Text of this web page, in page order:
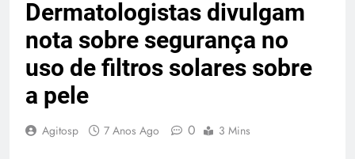
Dermatologistas divulgam
nota sobre segurança no
uso de filtros solares sobre
a pele
Agitosp 7 Anos Ago 0 3 Mins